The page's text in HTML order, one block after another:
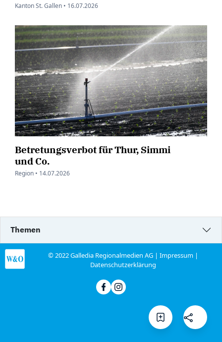
Kanton St. Gallen • 16.07.2026
Betretungsverbot für Thur, Simmi
und Co.
Region • 14.07.2026
Themen
© 2022 Galledia Regionalmedien AG |Impressum |
Datenschutzerklärung